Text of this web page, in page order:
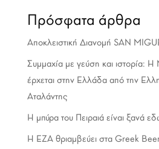
Πρόσφατα άρθρα
Αποκλειστική Διανομή SAN
Συμμαχία με γεύση και ιστορία:
έρχεται στην Ελλάδα από την
Αταλάντης
Η μπύρα του Πειραιά είναι ξανά
Η ΕΖΑ θριαμβεύει στα Greek